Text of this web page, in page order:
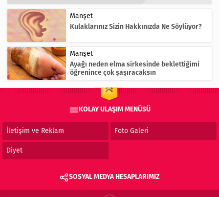
Manşet
Kulaklarınız Sizin Hakkınızda Ne Söylüyor?
Manşet
Ayağı neden elma sirkesinde beklettiğimi
öğrenince çok şaşıracaksın
KOLAY ULAŞIM MENÜSÜ
İletişim ve Reklam Foto Galeri
Diyet
SOSYAL MEDYA HESAPLARIMIZ